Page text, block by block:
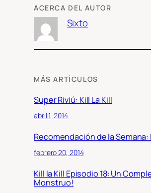
ACERCA DEL AUTOR
Sixto
MÁS ARTÍCULOS
Super Riviú: Kill La Kill
abril 1, 2014
Recomendación de la Semana:
febrero 20, 2014
Kill la Kill Episodio 18: Un
Monstruo!